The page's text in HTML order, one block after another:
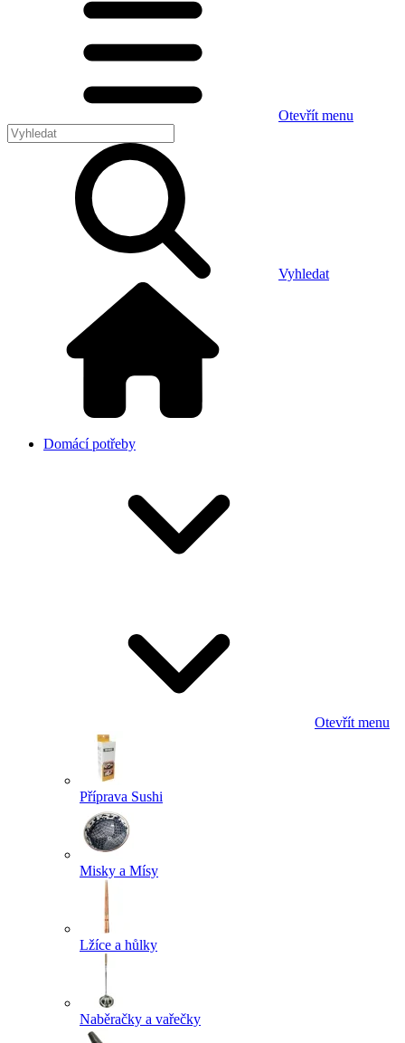
Otevřít menu
Vyhledat
Domácí potřeby
Otevřít menu
Příprava Sushi
Misky a Mísy
Lžíce a hůlky
Naběračky a vařečky